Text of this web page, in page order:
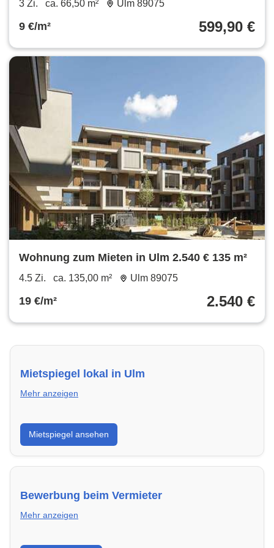
3 Zi. ca. 66,50 m² Ulm 89075
9 €/m² 599,90 €
Wohnung zum Mieten in Ulm 2.540 € 135 m²
4.5 Zi. ca. 135,00 m² Ulm 89075
19 €/m² 2.540 €
Mietspiegel lokal in Ulm
Mehr anzeigen
Erhalte einen Überblick über die aktuellen Mietpreise
regional in Ulm. So weißt du genau, welche Miete fair
ist und wo sich ein Vergleich lohnt.
Mietspiegel ansehen
Bewerbung beim Vermieter
Mehr anzeigen
Wie du in Ulm mit einer überzeugenden Bewerbung